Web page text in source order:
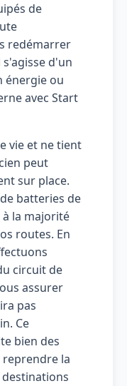
de
redémarrer
d'un
énergie ou
avec Start
vie et ne tient
peut
sur place.
batteries de
la majorité
routes. En
circuit de
assurer
pas
Ce
bien des
la